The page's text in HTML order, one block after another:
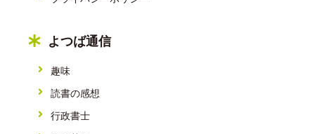
よつば通信
趣味
読書の感想
行政書士